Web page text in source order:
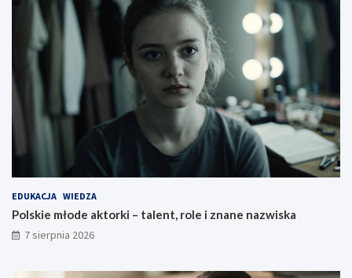
EDUKACJA WIEDZA
Polskie młode aktorki – talent, role i znane nazwiska
7 sierpnia 2026